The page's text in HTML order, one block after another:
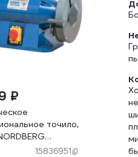
₽
точило,
15836951